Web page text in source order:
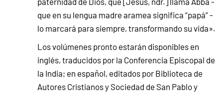
que en su lengua madre aramea significa “papá” -
lo marcará para siempre, transformando su vida».
Los volúmenes pronto estarán disponibles en
inglés, traducidos por la Conferencia Episcopal de
la India; en español, editados por Biblioteca de
Autores Cristianos y Sociedad de San Pablo y